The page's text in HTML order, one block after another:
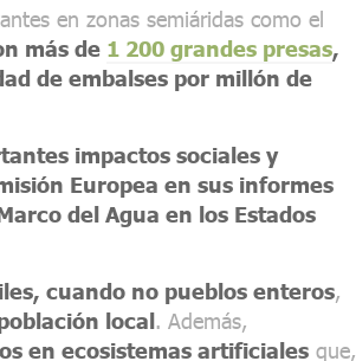
en zonas semiáridas como el
más de 1 200 grandes presas,
de embalses por millón de
impactos sociales y
Europea en sus informes
del Agua en los Estados
cuando no pueblos enteros,
local. Además,
en ecosistemas artificiales que,